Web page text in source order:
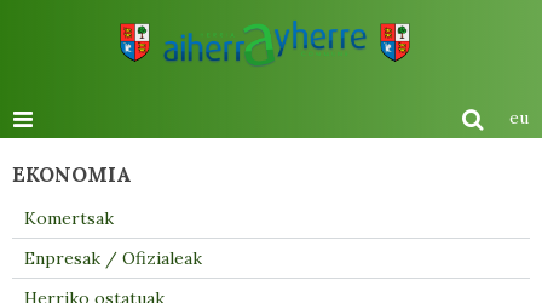
eu
EKONOMIA
Komertsak
Enpresak / Ofizialeak
Herriko ostatuak